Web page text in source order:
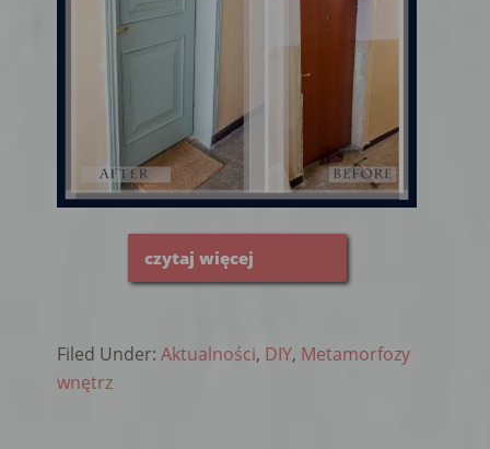
czytaj więcej
Filed Under: Aktualności, DIY, Metamorfozy
wnętrz